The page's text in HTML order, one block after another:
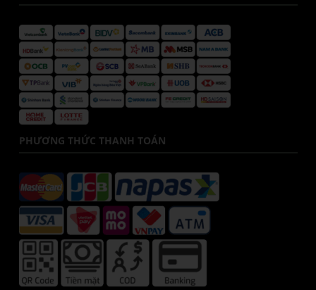
PHƯƠNG THỨC THANH TOÁN